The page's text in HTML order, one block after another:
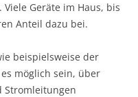
Geräte im Haus, bis
Anteil dazu bei.
beispielsweise der
möglich sein, über
Stromleitungen